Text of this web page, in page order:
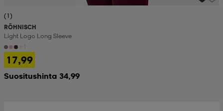
(1)
RÖHNISCH
Light Logo Long Sleeve
17,99
Suositushinta 34,99